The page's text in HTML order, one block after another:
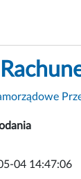
04 14:47:06